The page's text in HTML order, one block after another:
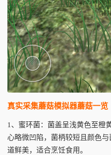
真实采集蘑菇模拟器蘑菇一览
1、蜜环菌：菌盖呈浅黄色至橙
心略微凹陷，菌柄较短且颜色
道鲜美，适合烹饪食用。